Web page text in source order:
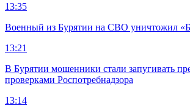
13:35
Военный из Бурятии на СВО уничтожил
13:21
В Бурятии мошенники стали запугивать
проверками Роспотребнадзора
13:14